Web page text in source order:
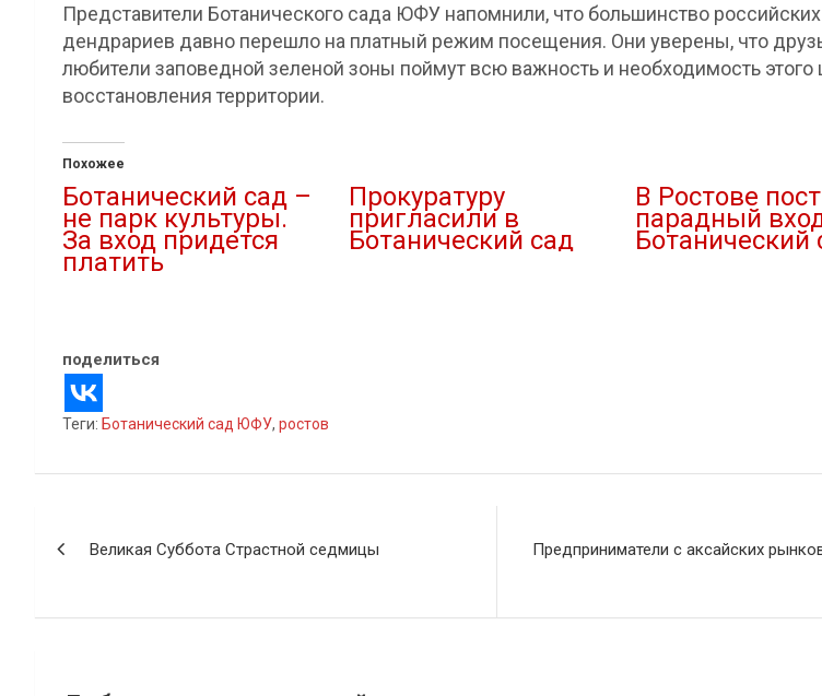
Представители Ботанического сада ЮФУ напомнили, что большинство российских
дендрариев давно перешло на платный режим посещения. Они уверены, что
любители заповедной зеленой зоны поймут всю важность и необходимость этого
восстановления территории.
Похожее
Ботанический сад –
не парк культуры.
За вход придется
платить
Прокуратуру
пригласили в
Ботанический сад
В Ростове
парадный
Ботанический
поделиться
Теги: Ботанический сад ЮФУ, ростов
записям
Великая Суббота Страстной седмицы
Предприниматели с аксайских